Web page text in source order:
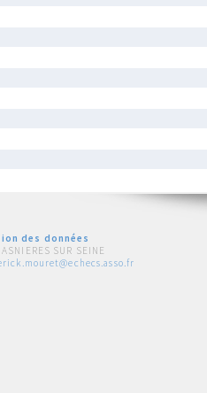
des données
SUR SEINE